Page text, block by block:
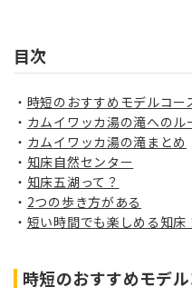
目次
時短のおすすめモデルコー
カムイワッカ湯の滝へのル
カムイワッカ湯の滝まとめ
知床自然センター
知床五湖って？
2つの歩き方がある
短い時間でも楽しめる知床
時短のおすすめモデ